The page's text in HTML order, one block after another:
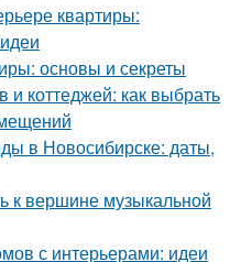
квартиры:
основы и секреты
коттеджей: как выбрать
в Новосибирске: даты,
к вершине музыкальной
с интерьерами: идеи